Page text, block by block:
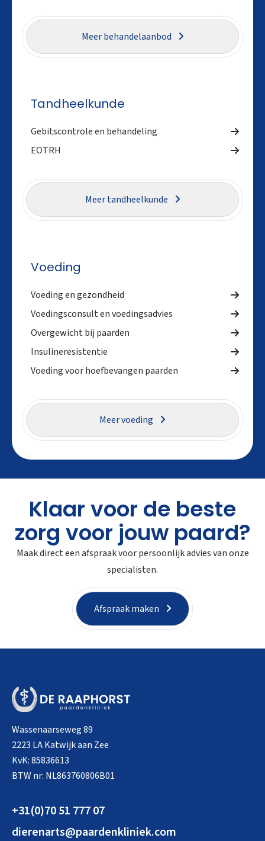
Meer behandelaanbod
Tandheelkunde
Gebitscontrole en behandeling
EOTRH
Meer tandheelkunde
Voeding
Voeding en gezondheid
Voedingsconsult en voedingsadvies
Overgewicht bij paarden
Insulineresistentie
Voeding voor hoefbevangen paarden
Meer voeding
Klaar voor de beste
zorg voor jouw paard?
Maak direct een afspraak voor persoonlijk advies van onze
specialisten.
Afspraak maken
Wassenaarseweg 89
2223 LA Katwijk aan Zee
KvK: 85836613
BTW nr: NL863760806B01
+31(0)70 51 777 07
dierenarts@paardenkliniek.com